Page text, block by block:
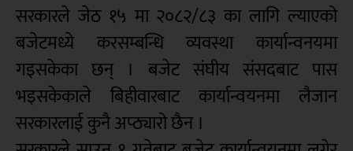
सरकारले जेठ १५ मा २०८२/८३ का लागि ल्याएको
बजेटमध्ये करसम्बन्धि व्यवस्था कार्यान्वनयमा
गइसकेका छन् । बजेट संघीय संसदबाट पास
भइसकेकाले बिहीवारबाट कार्यान्वयनमा लैजान
सरकारलाई कुनै अप्ठ्यारो छैन ।